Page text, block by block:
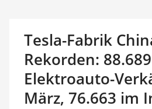
Tesla-Fabrik
Rekorden: 88.689
Elektroauto-
März, 76.663 im